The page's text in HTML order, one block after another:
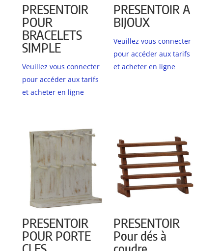
PRESENTOIR
POUR
BRACELETS
SIMPLE
Veuillez vous connecter
pour accéder aux tarifs
et acheter en ligne
PRESENTOIR A
BIJOUX
Veuillez vous connecter
pour accéder aux tarifs
et acheter en ligne
PRESENTOIR
POUR PORTE
PRESENTOIR
Pour dés à